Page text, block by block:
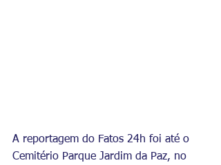
A reportagem do Fatos 24h foi até o
Cemitério Parque Jardim da Paz, no